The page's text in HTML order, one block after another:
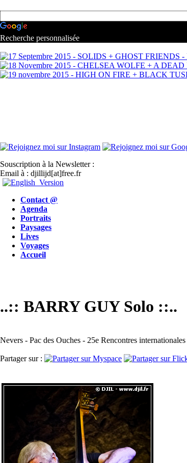
Recherche personnalisée
Souscription à la Newsletter :
Email à : djillijd[at]free.fr
Contact @
Agenda
Portraits
Paysages
Lives
Voyages
Accueil
..:: BARRY GUY Solo ::..
Nevers - Pac des Ouches - 25e Rencontres
Partager sur :